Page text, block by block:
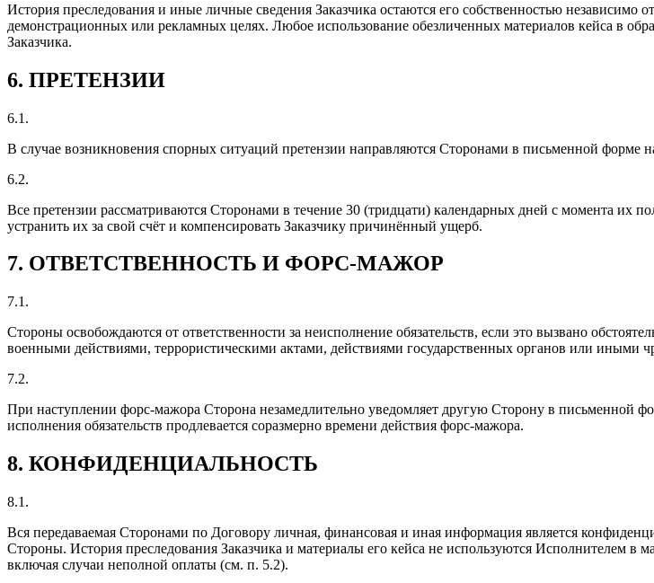
История преследования и иные личные сведения Заказчика остаются его собственностью независимо
демонстрационных или рекламных целях. Любое использование обезличенных материалов кейса в
Заказчика.
6. ПРЕТЕНЗИИ
6.1.
В случае возникновения спорных ситуаций претензии направляются Сторонами в письменной форме
6.2.
Все претензии рассматриваются Сторонами в течение 30 (тридцати) календарных дней с момента их
устранить их за свой счёт и компенсировать Заказчику причинённый ущерб.
7. ОТВЕТСТВЕННОСТЬ И ФОРС-МАЖОР
7.1.
Стороны освобождаются от ответственности за неисполнение обязательств, если это вызвано
военными действиями, террористическими актами, действиями государственных органов или иными
7.2.
При наступлении форс-мажора Сторона незамедлительно уведомляет другую Сторону в письменной
исполнения обязательств продлевается соразмерно времени действия форс-мажора.
8. КОНФИДЕНЦИАЛЬНОСТЬ
8.1.
Вся передаваемая Сторонами по Договору личная, финансовая и иная информация является
Стороны. История преследования Заказчика и материалы его кейса не используются Исполнителем
включая случаи неполной оплаты (см. п. 5.2).